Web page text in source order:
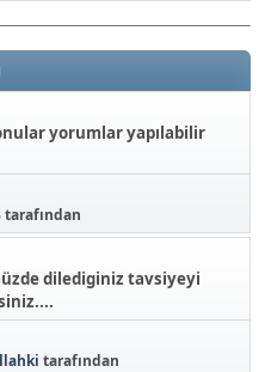
yorumlar yapılabilir
tarafından
dilediginiz tavsiyeyi
tarafından